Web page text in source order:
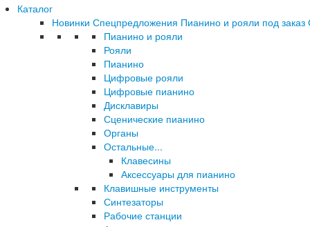
Каталог
Новинки Спецпредложения Пианино и рояли под заказ
Пианино и рояли
Рояли
Пианино
Цифровые рояли
Цифровые пианино
Дисклавиры
Сценические пианино
Органы
Остальные...
Клавесины
Аксессуары для пианино
Клавишные инструменты
Синтезаторы
Рабочие станции